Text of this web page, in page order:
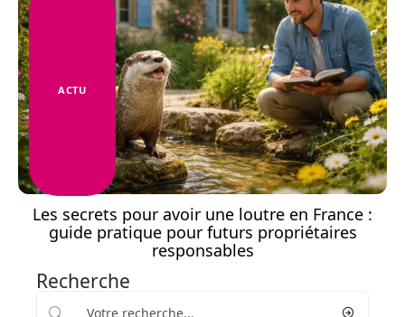
ACTU
Les secrets pour avoir une loutre en France :
guide pratique pour futurs propriétaires
responsables
Recherche